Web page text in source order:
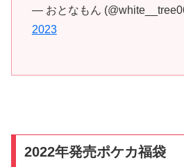
— おとなもん
2023
2022年発売ポケカ福袋